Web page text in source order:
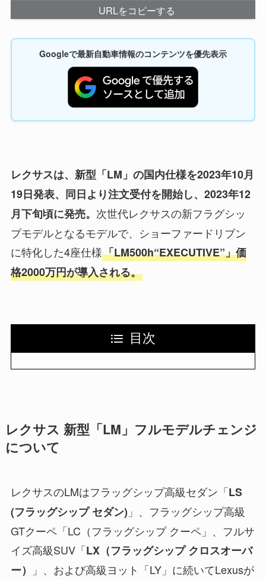
URLをコピーする
Googleで最新自動車情報のコンテンツを優先表示
レクサスは、新型「LM」の国内仕様を2023年10月
19日発表、同日より注文受付を開始し、2023年12
月下旬頃に発売。 次世代レクサスの新フラグシッ
プモデルとなるモデルで、ショーファードリブン
に特化した4座仕様「LM500h“EXECUTIVE”」価
格2000万円が導入される。
目次
レクサス 新型「LM」フルモデルチェンジ
について
レクサスのLMはフラッグシップ高級セダン「LS
(フラッグシップ セダン) 」、フラッグシップ高級
GTクーペ「LC（フラッグシップ クーペ」、フルサ
イズ高級SUV「LX（フラッグシップ クロスオーバ
ー）
」、および高級ヨット「LY」に続いてLexusが